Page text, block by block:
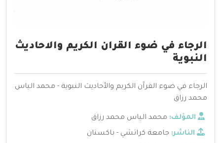
الرجاء في ضوء القران الكريم والاحاديث
النبوية
الرجاء في ضوء القرآن الكريم والأحاديث النبوية - محمد الياس
محمد رزاق
المؤلف: محمد الياس محمد رزاق
الناشر: جامعة كراتشي - باكستان